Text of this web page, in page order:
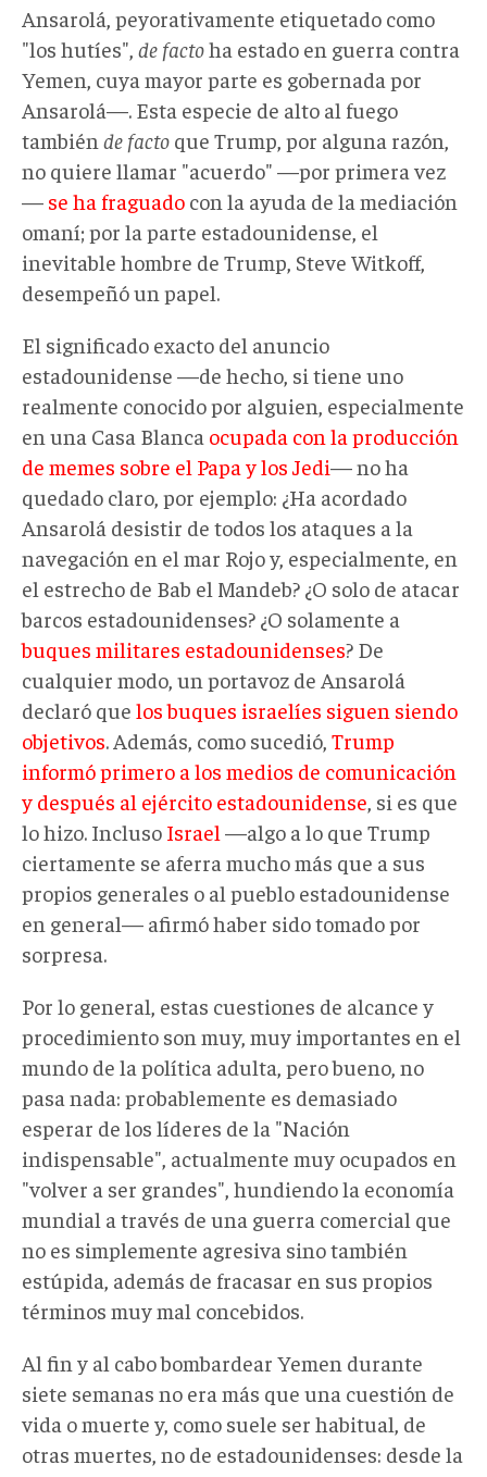
Ansarolá, peyorativamente etiquetado como
"los hutíes", de factoha estado en guerra contra
Yemen, cuya mayor parte es gobernada por
Ansarolá—. Esta especie de alto al fuego
también de facto que Trump, por alguna razón,
no quiere llamar "acuerdo" —por primera vez
— se ha fraguado con la ayuda de la mediación
omaní; por la parte estadounidense, el
inevitable hombre de Trump, Steve Witkoff,
desempeñó un papel.
El significado exacto del anuncio
estadounidense —de hecho, si tiene uno
realmente conocido por alguien, especialmente
en una Casa Blanca ocupada con la producción
de memes sobre el Papa y los Jedi— no ha
quedado claro, por ejemplo: ¿Ha acordado
Ansarolá desistir de todos los ataques a la
navegación en el mar Rojo y, especialmente, en
el estrecho de Bab el Mandeb? ¿O solo de atacar
barcos estadounidenses? ¿O solamente a
buques militares estadounidenses? De
cualquier modo, un portavoz de Ansarolá
declaró que los buques israelíes siguen siendo
objetivos. Además, como sucedió, Trump
informó primero a los medios de comunicación
y después al ejército estadounidense , si es que
lo hizo. Incluso Israel —algo a lo que Trump
ciertamente se aferra mucho más que a sus
propios generales o al pueblo estadounidense
en general— afirmó haber sido tomado por
sorpresa.
Por lo general, estas cuestiones de alcance y
procedimiento son muy, muy importantes en el
mundo de la política adulta, pero bueno, no
pasa nada: probablemente es demasiado
esperar de los líderes de la "Nación
indispensable", actualmente muy ocupados en
"volver a ser grandes", hundiendo la economía
mundial a través de una guerra comercial que
no es simplemente agresiva sino también
estúpida, además de fracasar en sus propios
términos muy mal concebidos.
Al fin y al cabo bombardear Yemen durante
siete semanas no era más que una cuestión de
vida o muerte y, como suele ser habitual, de
otras muertes, no de estadounidenses: desde la